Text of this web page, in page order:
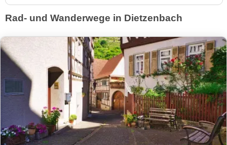
Rad- und Wanderwege in Dietzenbach